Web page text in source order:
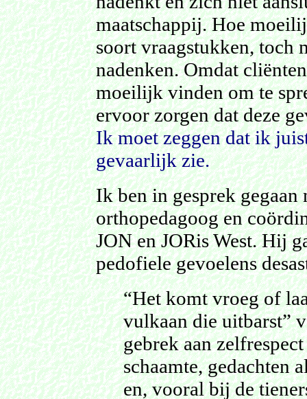
maatschappij. Hoe
soort vraagstukken, toch
nadenken. Omdat
moeilijk vinden om te
ervoor zorgen dat deze
Ik moet zeggen dat ik
gevaarlijk zie.
Ik ben in gesprek gegaan
orthopedagoog en
JON en JORis West. Hij
pedofiele gevoelens
“Het komt vroeg of
vulkaan die uitbarst”
gebrek aan
schaamte, gedachten
en, vooral bij de